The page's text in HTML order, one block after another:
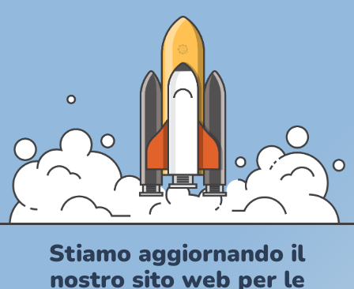
Stiamo aggiornando il
nostro sito web per le